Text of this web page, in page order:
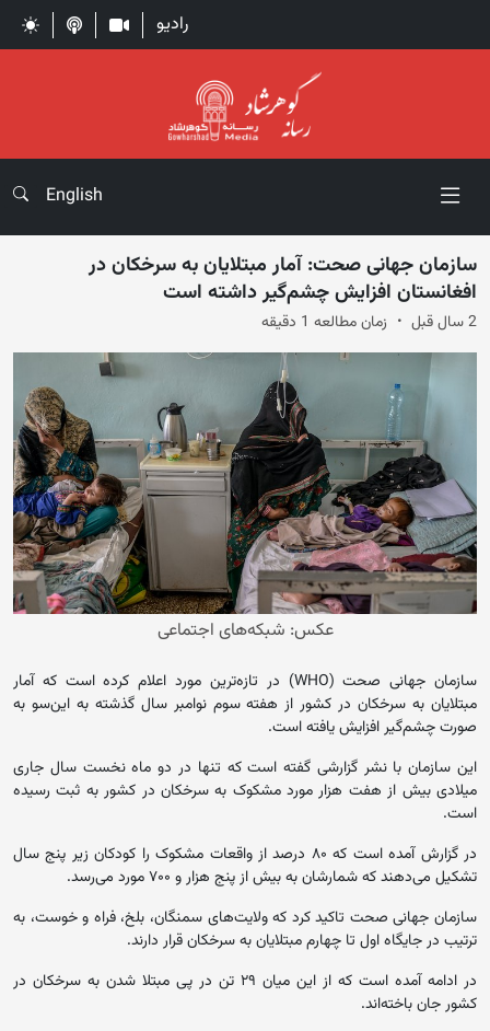
رادیو
English
سازمان جهانی صحت: آمار مبتلایان به سرخکان در
افغانستان افزایش‌ چشم‌گیر داشته است
2 سال قبل زمان مطالعه 1 دقیقه
عکس: شبکه‌های اجتماعی
سازمان جهانی صحت (WHO) در تازه‌ترین مورد اعلام کرده است که آمار
مبتلایان به سرخکان در کشور از هفته سوم نوامبر سال گذشته به این‌سو به
صورت چشم‌گیر افزایش یافته است.
این سازمان با نشر گزارشی گفته است که تنها در دو ماه نخست سال جاری
میلادی بیش از هفت‌ هزار مورد مشکوک به سرخکان در کشور به ثبت رسیده
است.
در گزارش آمده است که ۸۰ درصد از واقعات مشکوک را کودکان زیر پنج سال
تشکیل می‌دهند که شمارشان به بیش از پنج هزار و ۷۰۰ مورد می‌رسد.
سازمان جهانی صحت تاکید کرد که ولایت‌های سمنگان، بلخ، فراه و خوست، به
ترتیب در جایگاه اول تا چهارم مبتلایان به سرخکان قرار دارند.
در ادامه آمده است که از این میان ۲۹ تن در پی مبتلا شدن به سرخکان در
کشور جان باخته‌اند.